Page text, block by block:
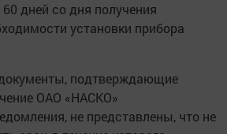
60 дней со дня получения
установки прибора
подтверждающие
ОАО «НАСКО»
не представлены, что не